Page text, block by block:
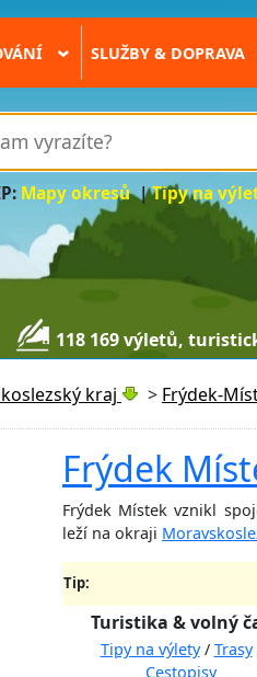
› SLUŽBY & DOPRAVA
Mapy okresů|Tipy na
118 169 výletů,
kraj > Frýdek-
Frýdek
Frýdek Místek vznikl
leží na okraji
Tip:
Turistika & volný
Tipy na výlety/ Trasy
Cestopisy